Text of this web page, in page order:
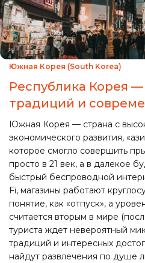
Южная Корея (South Korea)
Республика Корея
традиций и
Южная Корея — страна с
экономического развития,
которое смогло совершить
просто в 21 век, а в далекое
быстрый беспроводной
Fi, магазины работают
понятие, как «отпуск», а
считается вторым в мире
туриста ждет невероятный
традиций и интересных
найдут развлечения по душе